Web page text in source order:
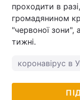
проходити в
громадянином
"червоної зони",
тижні.
коронавірус в